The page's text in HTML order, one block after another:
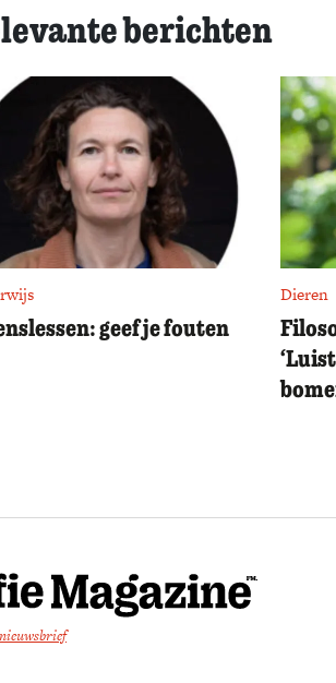
berichten
geef je fouten
Dieren